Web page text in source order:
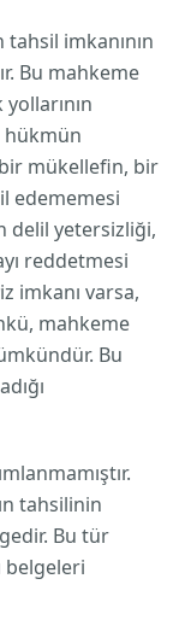
imkanının
Bu mahkeme
hükmün
mükellefin, bir
edememesi
delil yetersizliği,
reddetmesi
imkanı varsa,
mahkeme
Bu
tahsilinin
Bu tür
belgeleri